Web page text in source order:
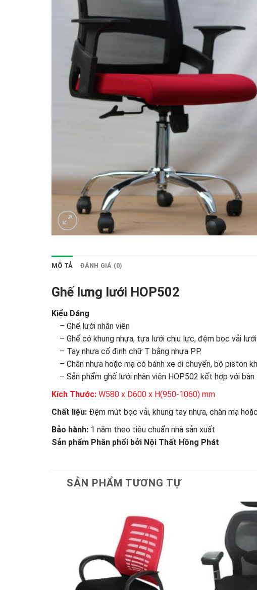
MÔ TẢ ĐÁNH GIÁ (0)
Ghế lưng lưới HOP502
Kiểu Dáng
– Ghế lưới nhân viên
– Ghế có khung nhựa, tựa lưới chịu lực, đệm bọc vải lưới
– Tay nhựa cố định chữ T bằng nhựa PP.
– Chân nhựa hoặc mạ có bánh xe di chuyển, bộ piston
– Sản phẩm ghế lưới nhân viên HOP502 kết hợp với
Kích Thước: W580 x D600 x H(950-1060) mm
Chất liệu: Đệm mút bọc vải, khung tay nhựa, chân mạ
Bảo hành: 1 năm theo tiêu chuẩn nhà sản xuất
Sản phẩm Phân phối bởi Nội Thất Hồng Phát
SẢN PHẨM TƯƠNG TỰ